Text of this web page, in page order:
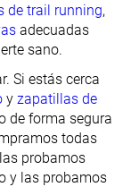
de trail running,
adecuadas
sano.
Si estás cerca
y zapatillas de
de forma segura
todas
probamos
y las probamos